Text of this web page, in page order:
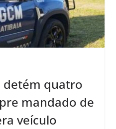
detém quatro
mandado de
veículo